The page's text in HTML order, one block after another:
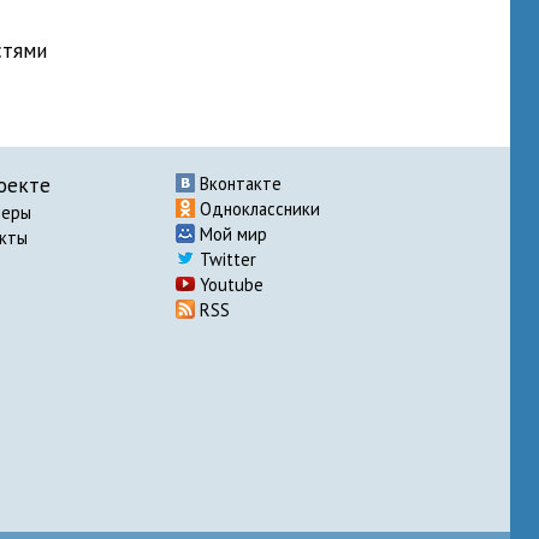
Вконтакте
Одноклассники
Мой мир
Twitter
Youtube
RSS